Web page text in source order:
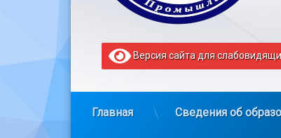
Версия сайта для
Главная Сведения об